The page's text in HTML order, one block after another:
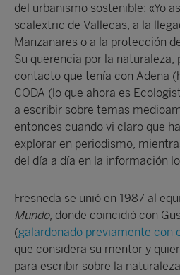
del urbanismo sostenible: «Yo
scalextric de Vallecas, a la
Manzanares o a la protección
Su querencia por la naturaleza,
contacto que tenía con Adena
CODA (lo que ahora es
a escribir sobre temas
entonces cuando vi claro que
explorar en periodismo,
del día a día en la información
Fresneda se unió en 1987 al
Mundo, donde coincidió con
(galardonado previamente con
que considera su mentor y
para escribir sobre la